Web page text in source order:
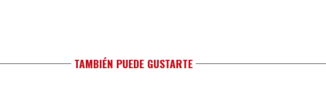
TAMBIÉN PUEDE GUSTARTE